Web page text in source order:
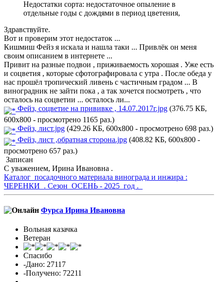
Недостатки сорта: недостаточное опыление в
отдельные годы с дождями в период цветения,
Здравствуйте.
Вот и проверим этот недостаток ...
Кишмиш Фейз я искала и нашла таки ... Привлёк он меня
своим описанием в интернете ...
Привит на разные подвои , приживаемость хорошая . Уже есть
и соцветия , которые сфотографировала с утра . После обеда у
нас прошёл тропический ливень с частичным градом ... В
виноградник не зайти пока , а так хочется посмотреть , что
осталось на соцветии ... осталось ли...
Фейз, соцветие на прививке , 14.07.2017г.jpg (376.75 КБ,
600x800 - просмотрено 1165 раз.)
Фейз, лист.jpg (429.26 КБ, 600x800 - просмотрено 698 раз.)
Фейз, лист ,обратная сторона.jpg (408.82 КБ, 600x800 -
просмотрено 657 раз.)
Записан
С уважением, Ирина Ивановна .
Каталог посадочного материала винограда и инжира :
ЧЕРЕНКИ . Сезон ОСЕНЬ - 2025 год .
Фурса Ирина Ивановна
Вольная казачка
Ветеран
Спасибо
-Дано: 27117
-Получено: 72211